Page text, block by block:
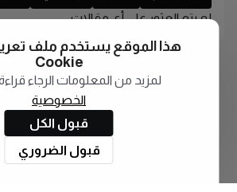
لم يتم العثور على أي مقالات
هذا الموقع يستخدم ملف
Cookie
لمزيد من المعلومات الرجاء
الخصوصية
قبول الكل
قبول الضروري